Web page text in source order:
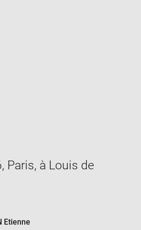
window
Paris, à Louis de
Etienne